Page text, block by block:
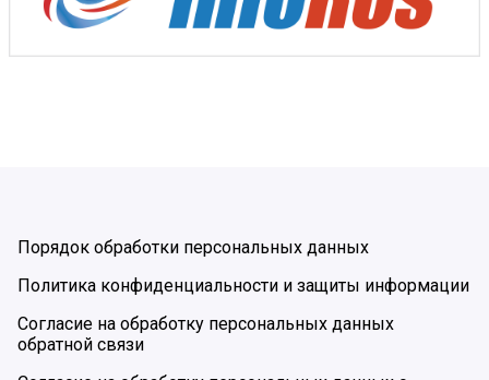
Порядок обработки персональных данных
Политика конфиденциальности и защиты информации
Согласие на обработку персональных данных
обратной связи